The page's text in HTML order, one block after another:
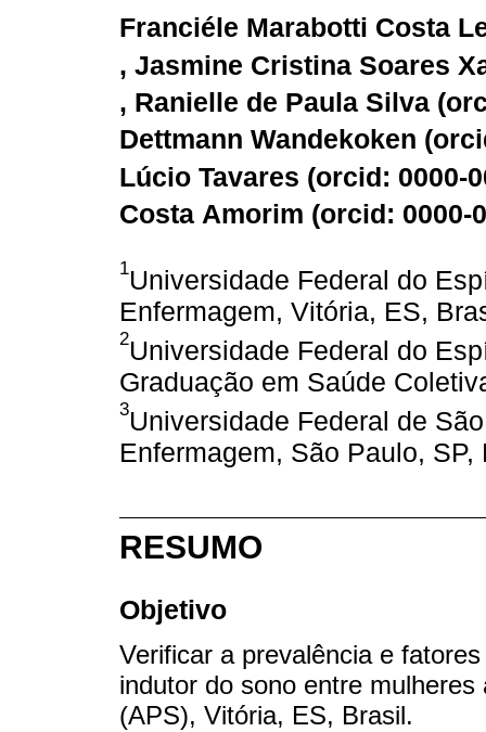
Franciéle Marabotti Costa
, Jasmine Cristina Soares
, Ranielle de Paula Silva (
Dettmann Wandekoken (
Lúcio Tavares (orcid: 0000-
Costa Amorim (orcid: 0000-
1Universidade Federal do
Enfermagem, Vitória, ES,
2Universidade Federal do
Graduação em Saúde
3Universidade Federal de
Enfermagem, São Paulo, SP,
RESUMO
Objetivo
Verificar a prevalência e
indutor do sono entre
(APS), Vitória, ES, Brasil.